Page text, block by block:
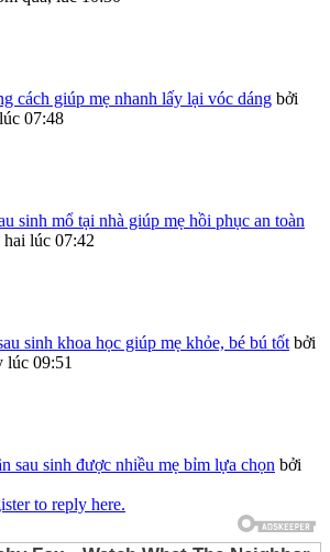
cách giúp mẹ nhanh lấy lại vóc dáng bởi
07:48
sinh mổ tại nhà giúp mẹ hồi phục an toàn
lúc 07:42
sinh khoa học giúp mẹ khỏe, bé bú tốt bởi
lúc 09:51
sau sinh được nhiều mẹ bỉm lựa chọn bởi
to reply here.